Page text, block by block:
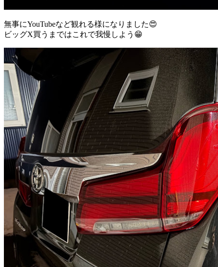
無事にYouTubeなど観れる様になりました😍
ビッグX買うまではこれで我慢しよう😁